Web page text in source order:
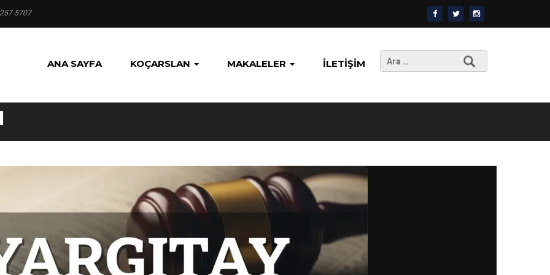
5707
ANA SAYFA KOÇARSLAN MAKALELER İLETIŞIM
Arama: